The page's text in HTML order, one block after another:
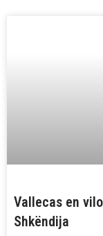
Vallecas en
Shkëndija